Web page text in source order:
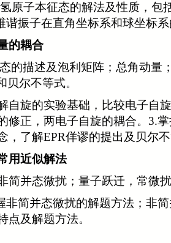
原子本征态的解法及性质，包
谐振子在直角坐标系和球坐标
的耦合
的描述及泡利矩阵；总角动量
贝尔不等式。
自旋的实验基础，比较电子自
修正，两电子自旋的耦合。 3.
，了解EPR佯谬的提出及贝尔不
用近似解法
简并态微扰；量子跃迁，常微
非简并态微扰的解题方法；非
点及解题方法。